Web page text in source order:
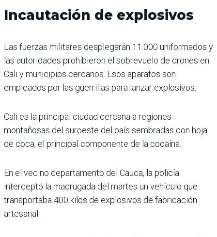
Incautación de explosivos
Las fuerzas militares desplegarán 11.000 uniformados y
las autoridades prohibieron el sobrevuelo de drones en
Cali y municipios cercanos. Esos aparatos son
empleados por las guerrillas para lanzar explosivos.
Cali es la principal ciudad cercana a regiones
montañosas del suroeste del país sembradas con hoja
de coca, el principal componente de la cocaína.
En el vecino departamento del Cauca, la policía
interceptó la madrugada del martes un vehículo que
transportaba 400 kilos de explosivos de fabricación
artesanal.